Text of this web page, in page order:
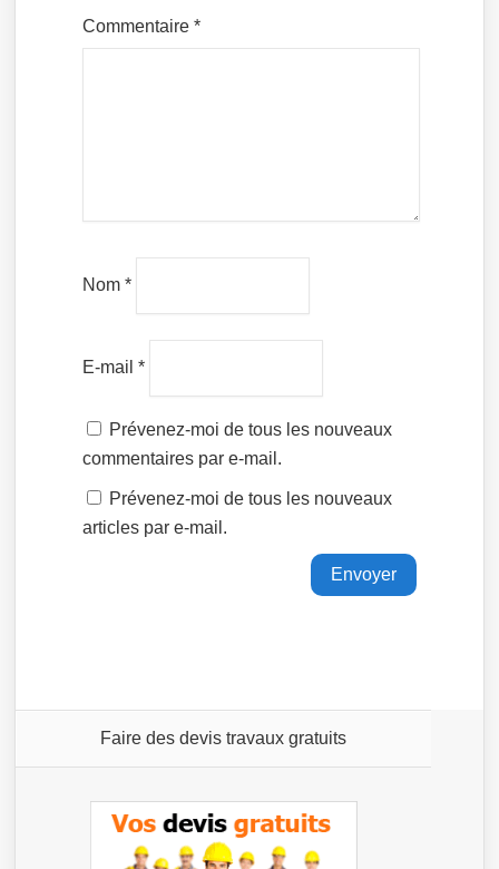
Commentaire*
Nom*
E-mail*
Prévenez-moi de tous les nouveaux
commentaires par e-mail.
Prévenez-moi de tous les nouveaux
articles par e-mail.
Faire des devis travaux gratuits